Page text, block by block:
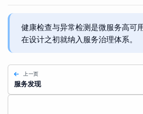
健康检查与异常检测是微服务高可
在设计之初就纳入服务治理体系。
上一页
服务发现